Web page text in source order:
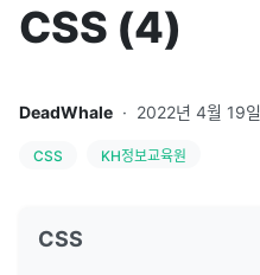
CSS (4)
DeadWhale · 2022년 4월 19일
CSS KH정보교육원
CSS